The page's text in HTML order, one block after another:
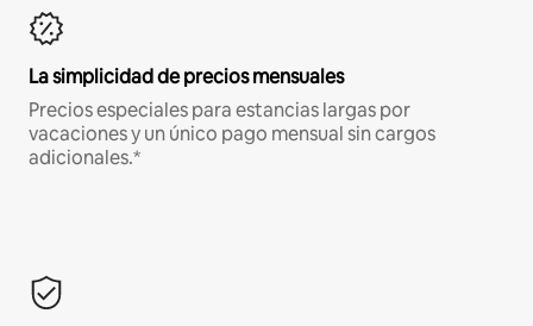
La simplicidad de precios mensuales
Precios especiales para estancias largas por
vacaciones y un único pago mensual sin cargos
adicionales.*